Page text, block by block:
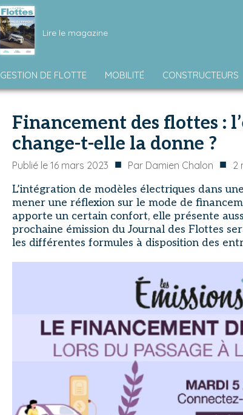
Lire le magazine
GESTION DE FLOTTE MOBILITÉ CONSTRUCTEURS
Financement des flottes :
change-t-elle la donne ?
Publié le 16 mars 2023 ■ Par Damien Chalon ■ 2
L’intégration de modèles électriques dans
mener une réflexion sur le mode de
apporte un certain confort, elle présente
prochaine émission du Journal des Flottes
les différentes formules à disposition des